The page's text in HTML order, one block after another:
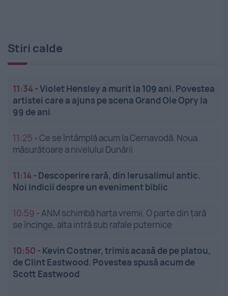
Stiri calde
11:34-Violet Hensley a murit la 109 ani. Povestea
artistei care a ajuns pe scena Grand Ole Opry la
99 de ani
11:25 -Ce se întâmplă acum la Cernavodă. Noua
măsurătoare a nivelului Dunării
11:14- Descoperire rară, din Ierusalimul antic.
Noi indicii despre un eveniment biblic
10:59 -ANM schimbă harta vremii. O parte din țară
se încinge, alta intră sub rafale puternice
10:50 - Kevin Costner, trimis acasă de pe platou,
de Clint Eastwood. Povestea spusă acum de
Scott Eastwood